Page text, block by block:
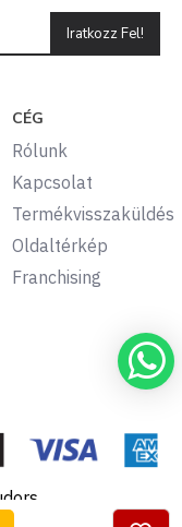
Iratkozz Fel!
CÉG
Rólunk
Kapcsolat
Termékvisszaküldés
Oldaltérkép
Franchising